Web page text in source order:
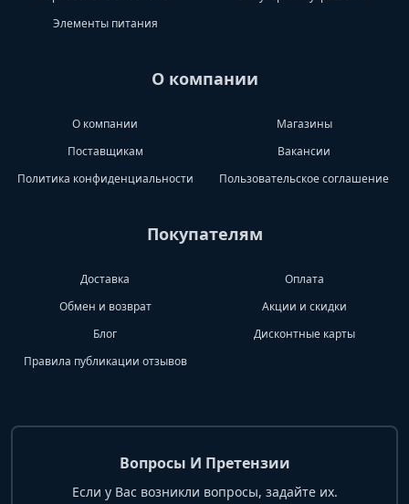
Элементы питания
О компании
О компании
Магазины
Поставщикам
Вакансии
Политика конфиденциальности
Пользовательское соглашение
Покупателям
Доставка
Оплата
Обмен и возврат
Акции и скидки
Блог
Дисконтные карты
Правила публикации отзывов
Вопросы И Претензии
Если у Вас возникли вопросы, задайте их.